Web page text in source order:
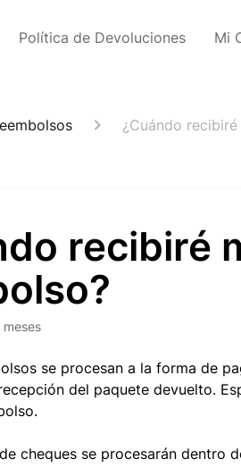
Política de Devoluciones Mi
¿Cuándo
recibiré
se procesan a la forma de
del paquete devuelto.
cheques se procesarán dentro